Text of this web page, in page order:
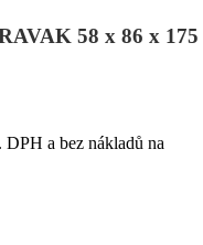
58 x 86 x 175
a bez nákladů na